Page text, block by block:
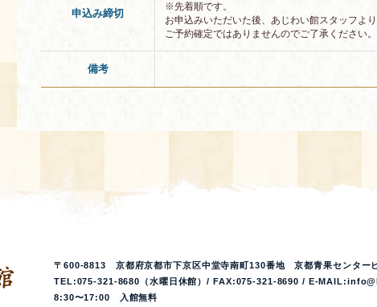
申込み締切
※先着順です。
お申込みいただいた後、あじわい館スタッフよ
ご予約確定ではありませんのでご了承ください。
備考
〒600-8813 京都府京都市下京区中堂寺南町130番地 京都青果センター
TEL:075-321-8680（水曜日休館）/ FAX:075-321-8690 / E-
8:30〜17:00 入館無料